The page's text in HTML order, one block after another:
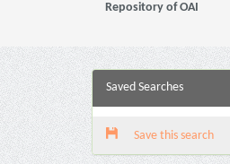
Repository of OAI
Saved Searches
Save this search